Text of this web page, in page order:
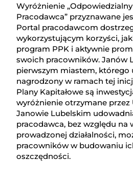
Wyróżnienie
Pracodawca” przyznawane
Portal pracodawcom
wykorzystującym korzyści,
program PPK i aktywnie
swoich pracowników. Janów
pierwszym miastem, którego
nagrodzony w ramach tej
Plany Kapitałowe są
wyróżnienie otrzymane przez
Janowie Lubelskim
pracodawca, bez względu na
prowadzonej działalności,
pracowników w budowaniu
oszczędności.